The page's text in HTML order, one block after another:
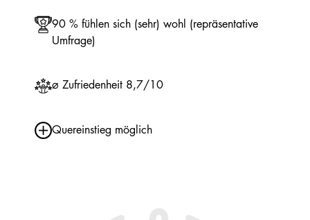
90 % fühlen sich (sehr) wohl (repräsentative
Umfrage)
⌀ Zufriedenheit 8,7/10
Quereinstieg möglich